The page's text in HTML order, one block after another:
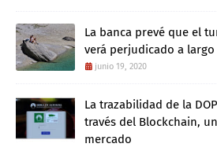
La banca prevé que el
verá perjudicado a largo
junio 19, 2020
La trazabilidad de la
través del Blockchain,
mercado